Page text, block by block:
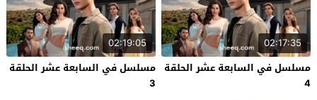
02:17:35
مسلسل في السابعة عشر الحلقة
4
02:19:05
مسلسل في السابعة عشر الحلقة
3